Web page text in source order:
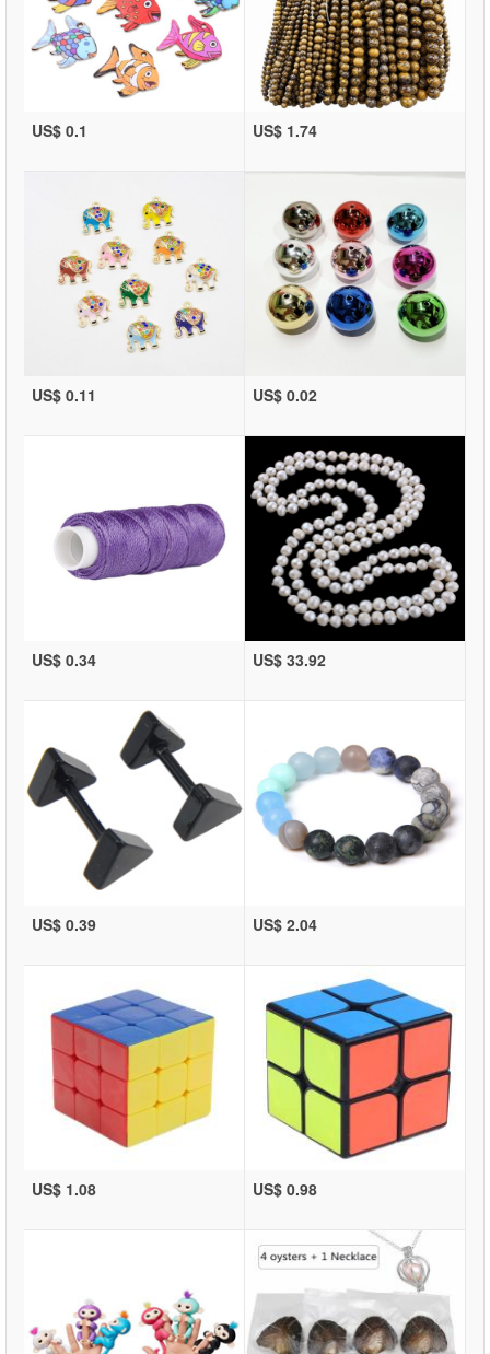
US$ 0.1 US$ 1.74
US$ 0.11 US$ 0.02
US$ 0.34 US$ 33.92
US$ 0.39 US$ 2.04
US$ 1.08 US$ 0.98